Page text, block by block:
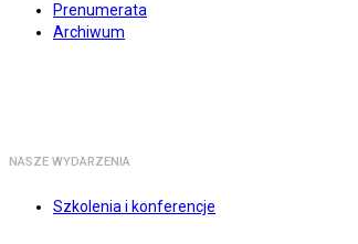
Prenumerata
Archiwum
NASZE WYDARZENIA
Szkolenia i konferencje